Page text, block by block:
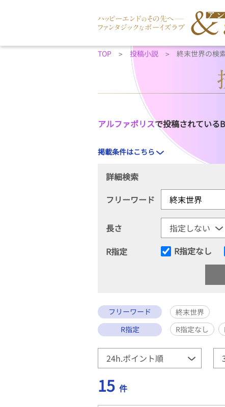
TOP 投稿小説 終末世界の検
アルファポリスで投稿されている
掲載条件はこちら
詳細検索
フリーワード
長さ
R指定
R指定なし
フリーワード
終末世界
R指定
R指定なし
15 件